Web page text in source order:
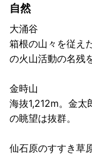
自然
大涌谷
箱根の山々を従え
の火山活動の名残
金時山
海抜1,212m。金太
の眺望は抜群。
仙石原のすすき草